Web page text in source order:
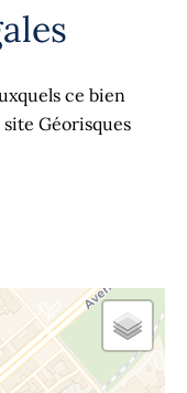
ce bien
Géorisques